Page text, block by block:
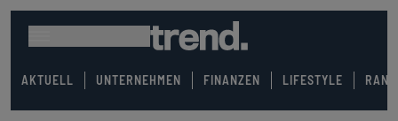
AKTUELL UNTERNEHMEN FINANZEN LIFESTYLE